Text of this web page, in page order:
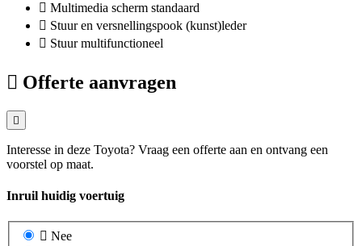
Multimedia scherm standaard
Stuur en versnellingspook (kunst)leder
Stuur multifunctioneel
Offerte aanvragen
Interesse in deze Toyota? Vraag een offerte aan en ontvang een
voorstel op maat.
Inruil huidig voertuig
Nee